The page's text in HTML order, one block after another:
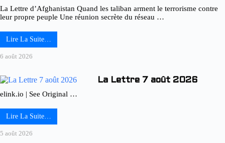
La Lettre d’Afghanistan Quand les taliban arment le terrorisme contre
leur propre peuple Une réunion secrète du réseau …
Lire La Suite…
6 août 2026
La Lettre 7 août 2026
elink.io | See Original …
Lire La Suite…
5 août 2026